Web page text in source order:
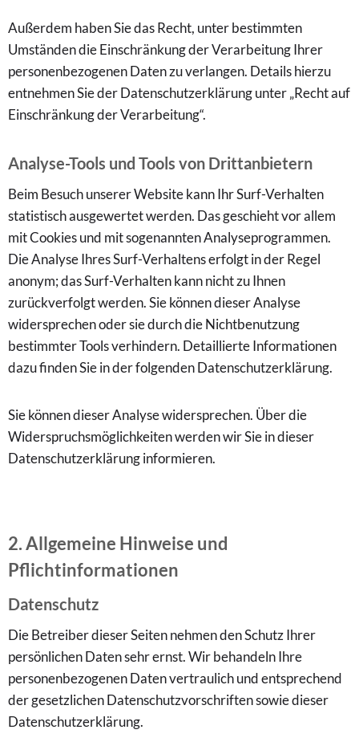
Außerdem haben Sie das Recht, unter bestimmten
Umständen die Einschränkung der Verarbeitung Ihrer
personenbezogenen Daten zu verlangen. Details hierzu
entnehmen Sie der Datenschutzerklärung unter „Recht auf
Einschränkung der Verarbeitung“.
Analyse-Tools und Tools von Drittanbietern
Beim Besuch unserer Website kann Ihr Surf-Verhalten
statistisch ausgewertet werden. Das geschieht vor allem
mit Cookies und mit sogenannten Analyseprogrammen.
Die Analyse Ihres Surf-Verhaltens erfolgt in der Regel
anonym; das Surf-Verhalten kann nicht zu Ihnen
zurückverfolgt werden. Sie können dieser Analyse
widersprechen oder sie durch die Nichtbenutzung
bestimmter Tools verhindern. Detaillierte Informationen
dazu finden Sie in der folgenden Datenschutzerklärung.
Sie können dieser Analyse widersprechen. Über die
Widerspruchsmöglichkeiten werden wir Sie in dieser
Datenschutzerklärung informieren.
2. Allgemeine Hinweise und
Pflichtinformationen
Datenschutz
Die Betreiber dieser Seiten nehmen den Schutz Ihrer
persönlichen Daten sehr ernst. Wir behandeln Ihre
personenbezogenen Daten vertraulich und entsprechend
der gesetzlichen Datenschutzvorschriften sowie dieser
Datenschutzerklärung.